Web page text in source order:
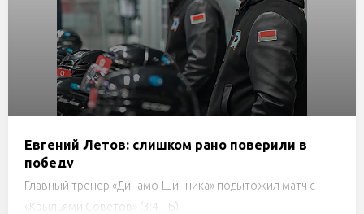
Евгений Летов: слишком рано поверили в
победу
Главный тренер «Динамо-Шинника» подытожил матч с
«Крыльями Советов» (3:4 ПБ).